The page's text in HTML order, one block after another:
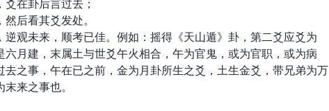
后看其爻发处。
观未来，顺考已佳。例如：摇得《天山遁》卦，第二爻应爻为
六月建，末属土与世爻午火相合，午为官鬼，或为官职，或为病
去之事，午在已之前，金为月卦所生之爻，土生金爻，带兄弟为万
来之事也。